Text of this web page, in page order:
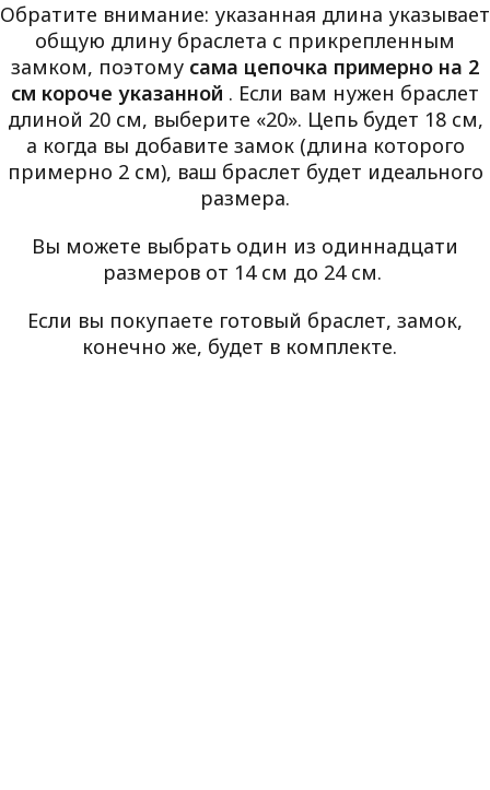
Обратите внимание: указанная длина указывает
общую длину браслета с прикрепленным
замком, поэтому сама цепочка примерно на 2
см короче указанной . Если вам нужен браслет
длиной 20 см, выберите «20». Цепь будет 18 см,
а когда вы добавите замок (длина которого
примерно 2 см), ваш браслет будет идеального
размера.
Вы можете выбрать один из одиннадцати
размеров от 14 см до 24 см.
Если вы покупаете готовый браслет, замок,
конечно же, будет в комплекте.